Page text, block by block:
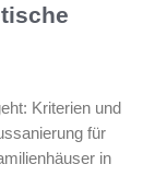
Kriterien und
für
in